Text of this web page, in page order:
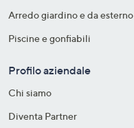
Arredo giardino e da esterno
Piscine e gonfiabili
Profilo aziendale
Chi siamo
Diventa Partner